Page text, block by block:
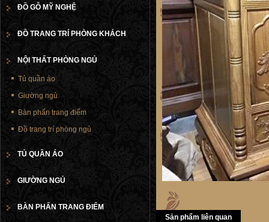
Sản phẩm liên quan
ĐỒ GỖ MỸ NGHỆ
ĐỒ TRANG TRÍ PHÒNG KHÁCH
NỘI THẤT PHÒNG NGỦ
Tủ quần áo
Giường ngủ
Bàn phấn trang điểm
Đồ trang trí phòng ngủ
TỦ QUẦN ÁO
GIƯỜNG NGỦ
BÀN PHẤN TRANG ĐIỂM